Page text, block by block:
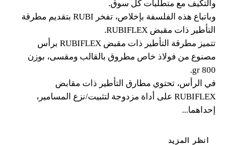
والتكيف مع متطلبات كل سوق.
وباتباع هذه الفلسفة بإخلاص، تفخر RUBI بتقديم مطرقة
التأطير ذات مقبض RUBIFLEX.
تتميز مطرقة التأطير ذات مقبض RUBIFLEX برأس
مصنوع من فولاذ خاص مطروق بالقالب ومقسى، بوزن
800 gr.
في الرأس، تحتوي مطارق التأطير ذات مقابض
RUBIFLEX على أداة مزدوجة لتثبيت/نزع المسامير،
إحداهما...
انظر المزيد